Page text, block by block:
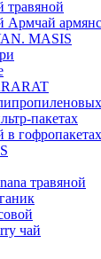
травяной
Армчай
MASIS
пакетах
в гофропакетах
травяной
чай